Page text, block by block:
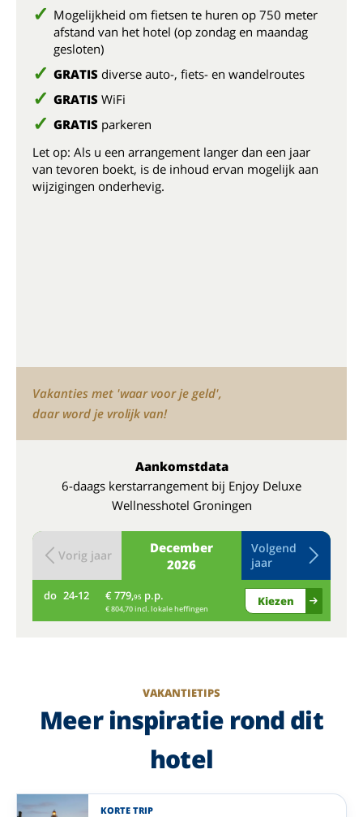
Mogelijkheid om fietsen te huren op 750 meter
afstand van het hotel (op zondag en maandag
gesloten)
GRATIS diverse auto-, fiets- en wandelroutes
GRATIS WiFi
GRATIS parkeren
Let op: Als u een arrangement langer dan een jaar
van tevoren boekt, is de inhoud ervan mogelijk aan
wijzigingen onderhevig.
Vakanties met 'waar voor je geld',
daar word je vrolijk van!
Aankomstdata
6-daags kerstarrangement bij Enjoy Deluxe
Wellnesshotel Groningen
December
2026
Vorig jaar
Volgend
jaar
do 24-12 € 779,95 p.p.
€ 804,70 incl. lokale heffingen
Kiezen
VAKANTIETIPS
Meer inspiratie rond dit
hotel
KORTE TRIP